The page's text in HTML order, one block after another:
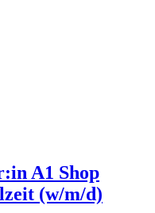
A1 Shop
(w/m/d)